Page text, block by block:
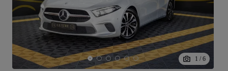
1 / 6